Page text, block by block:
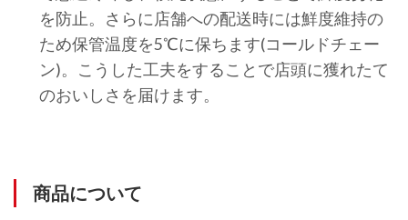
を防止。さらに店舗への配送時には鮮度維持の
ため保管温度を5℃に保ちます(コールドチェー
ン)。こうした工夫をすることで店頭に獲れたて
のおいしさを届けます。
商品について